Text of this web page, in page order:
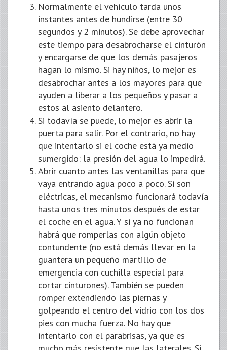
Normalmente el vehículo tarda unos
instantes antes de hundirse (entre 30
segundos y 2 minutos). Se debe aprovechar
este tiempo para desabrocharse el cinturón
y encargarse de que los demás pasajeros
hagan lo mismo. Si hay niños, lo mejor es
desabrochar antes a los mayores para que
ayuden a liberar a los pequeños y pasar a
estos al asiento delantero.
Si todavía se puede, lo mejor es abrir la
puerta para salir. Por el contrario, no hay
que intentarlo si el coche está ya medio
sumergido: la presión del agua lo impedirá.
Abrir cuanto antes las ventanillas para que
vaya entrando agua poco a poco. Si son
eléctricas, el mecanismo funcionará todavía
hasta unos tres minutos después de estar
el coche en el agua. Y si ya no funcionan
habrá que romperlas con algún objeto
contundente (no está demás llevar en la
guantera un pequeño martillo de
emergencia con cuchilla especial para
cortar cinturones). También se pueden
romper extendiendo las piernas y
golpeando el centro del vidrio con los dos
pies con mucha fuerza. No hay que
intentarlo con el parabrisas, ya que es